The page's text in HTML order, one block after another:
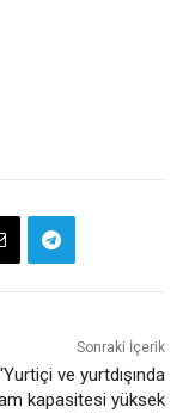
Sonraki İçerik
ve yurtdışında
kapasitesi yüksek